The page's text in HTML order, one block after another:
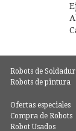
Robots de
Robots de pintura
Ofertas especiales
Compra de Robots
Robot Usados